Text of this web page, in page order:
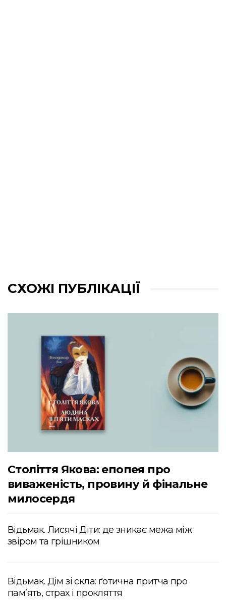
СХОЖІ ПУБЛІКАЦІЇ
Століття Якова: епопея про
виваженість, провину й фінальне
милосердя
Відьмак. Лисячі Діти: де зникає межа між
звіром та грішником
Відьмак. Дім зі скла: ґотична притча про
пам’ять, страх і прокляття